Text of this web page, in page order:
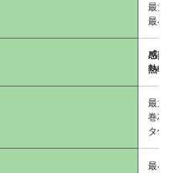
最大
最小
感熱
熱転
最大
巻芯
タ使
最小